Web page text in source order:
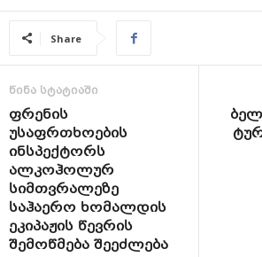
Share
წინა სტატიაში
ფრენის
უსაფრთხოების
ინსპექტორს
ალკოჰოლურ
სიმთვრალეზე
საჰაერო ხომალდის
ეკიპაჟის წევრის
შემოწმება შეეძლება